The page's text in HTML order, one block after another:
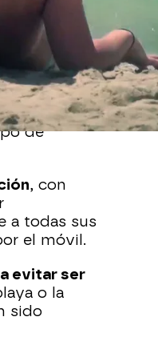
y piscinas
número de
de sus
tan solo
de
, con
a todas sus
el móvil.
evitar ser
o la
sido